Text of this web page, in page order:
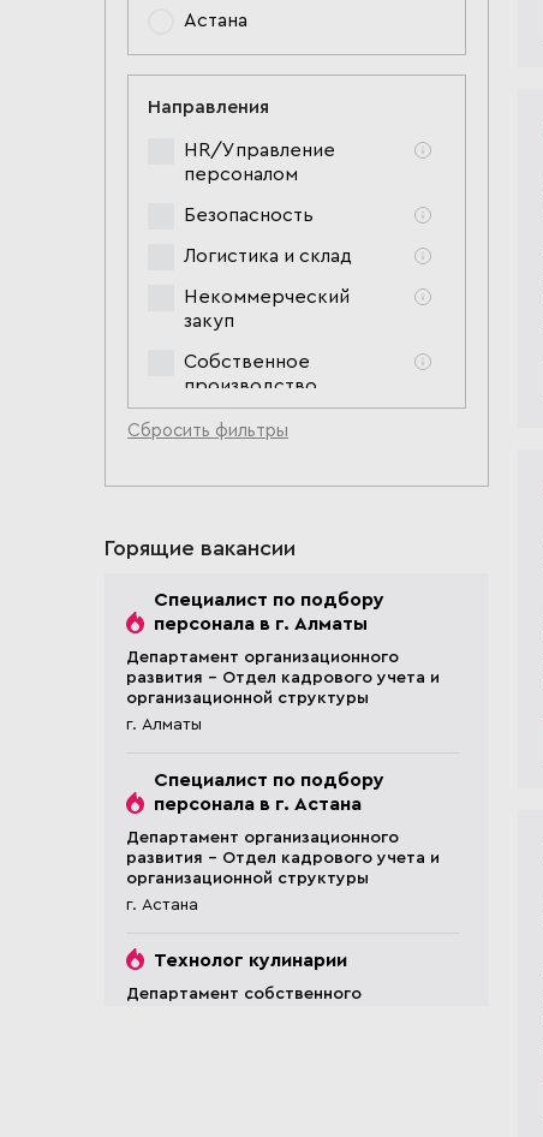
Астана
Направления
HR/Управление
персоналом
Безопасность
Логистика и склад
Некоммерческий
закуп
Собственное
производство
Строительство и
Сбросить фильтры
Горящие вакансии
Специалист по подбору
персонала в г. Алматы
Департамент организационного
развития - Отдел кадрового учета и
организационной структуры
г. Алматы
Специалист по подбору
персонала в г. Астана
Департамент организационного
развития - Отдел кадрового учета и
организационной структуры
г. Астана
Технолог кулинарии
Департамент собственного